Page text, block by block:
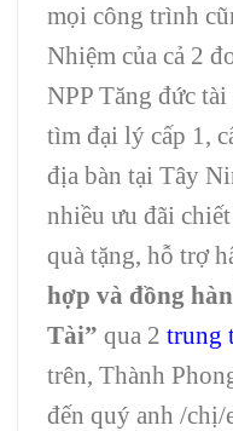
mọi công trình
Nhiệm của cả 2
NPP Tăng đức
tìm đại lý cấp 1,
địa bàn tại Tây
nhiều ưu đãi
quà tặng, hỗ trợ
hợp và đồng
Tài” qua 2 trung
trên, Thành
đến quý anh /chị/